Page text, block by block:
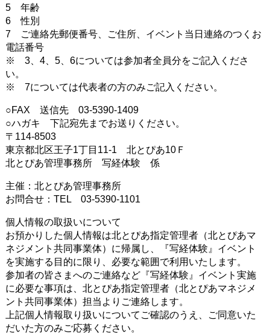
5 年齢
6 性別
7 ご連絡先郵便番号、ご住所、イベント当日連絡のつくお
電話番号
※ 3、4、5、6については参加者全員分をご記入くださ
い。
※ 7については代表者の方のみご記入ください。
○FAX 送信先 03-5390-1409
○ハガキ 下記宛先までお送りください。
〒114-8503
東京都北区王子1丁目11-1 北とぴあ10Ｆ
北とぴあ管理事務所 写経体験 係
主催：北とぴあ管理事務所
お問合せ：TEL 03-5390-1101
個人情報の取扱いについて
お預かりした個人情報は北とぴあ指定管理者（北とぴあマ
ネジメント共同事業体）に帰属し、『写経体験』イベント
を実施する目的に限り、必要な範囲で利用いたします。
参加者の皆さまへのご連絡など『写経体験』イベント実施
に必要な事項は、北とぴあ指定管理者（北とぴあマネジメ
ント共同事業体）担当よりご連絡します。
上記個人情報取り扱いについてご確認のうえ、ご同意いた
だいた方のみご応募ください。